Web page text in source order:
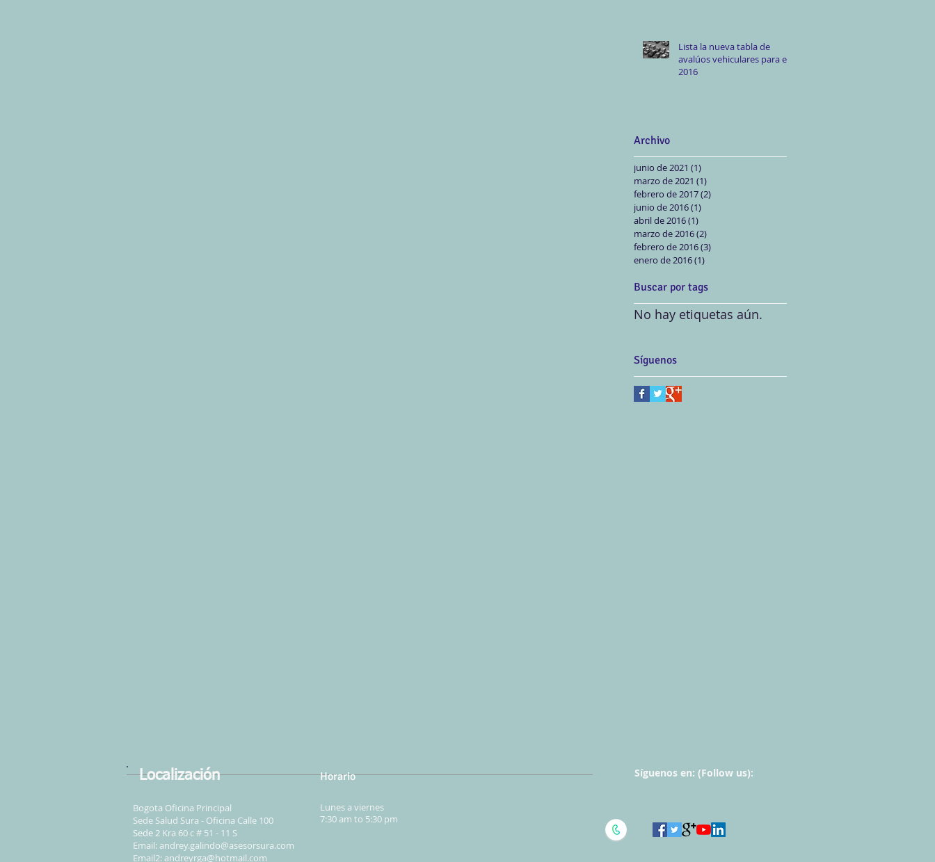
Lista la nueva tabla de
avalúos vehiculares para el
2016
Archivo
junio de 2021 (1)
marzo de 2021 (1)
febrero de 2017(2)
junio de 2016(1)
abril de 2016(1)
marzo de 2016(2)
febrero de 2016(3)
enero de 2016(1)
Buscar por tags
No hay etiquetas aún.
Síguenos
Localización Horario
Bogota Oficina Principal
Sede Salud Sura - Oficina Calle 100
Sede 2 Kra 60 c # 51 - 11 S
Email:andrey.galindo@asesorsura.com
Email2:andreyrga@hotmail.com
Lunes a viernes
7:30 am to 5:30 pm
Síguenos en: (Follow us):